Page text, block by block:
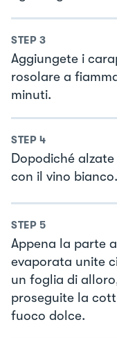
STEP 3
Aggiungete i
rosolare a
minuti.
STEP 4
Dopodiché
con il vino bianco.
STEP 5
Appena la parte
evaporata unite
un foglia di
proseguite la
fuoco dolce.